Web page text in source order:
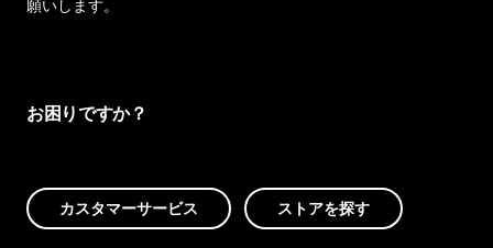
願いします。
お困りですか？
カスタマーサービス ストアを探す